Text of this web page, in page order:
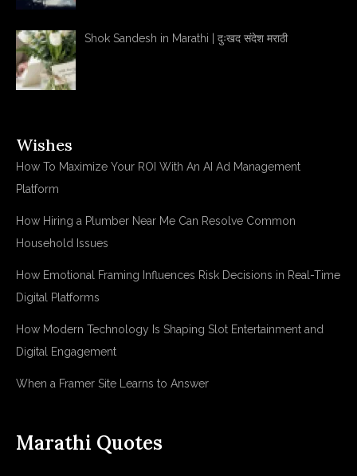
Shok Sandesh in Marathi | दुःखद संदेश मराठी
Wishes
How To Maximize Your ROI With An AI Ad Management
Platform
How Hiring a Plumber Near Me Can Resolve Common
Household Issues
How Emotional Framing Influences Risk Decisions in Real-Time
Digital Platforms
How Modern Technology Is Shaping Slot Entertainment and
Digital Engagement
When a Framer Site Learns to Answer
Marathi Quotes